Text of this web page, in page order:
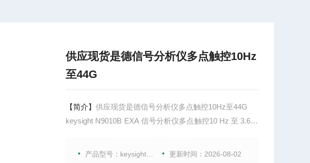
供应现货是德信号分析仪多点触控10Hz
至44G
【简介】供应现货是德信号分析仪多点触控10Hz至44G
keysight N9010B EXA 信号分析仪多点触控10 Hz 至 3.6/7/
3.6、26.5、32、44 GHz，使用混频器可达 1.1 THz 最大分
产品型号：keysightN9010B 更新时间：2026-08-02